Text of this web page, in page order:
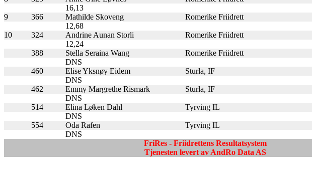
16,13
9
366 Mathilde Skoveng Romerike Friidrett
12,68
10
324 Andrine Aunan Storli Romerike Friidrett
12,24
388
Stella Seraina Wang Romerike Friidrett
DNS
460
Elise Yksnøy Eidem Sturla, IF
DNS
462
Emmy Margrethe Rismark Sturla, IF
DNS
514
Elina Løken Dahl Tyrving IL
DNS
554
Oda Rafen Tyrving IL
DNS
FriRes - Friidrettens Resultatsystem
Tjenesten levert av AndRo Data AS